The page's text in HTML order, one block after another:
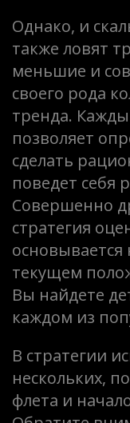
Однако, и
также ловят
меньшие и
своего рода
тренда.
позволяет
сделать
поведет себя
Совершенно
стратегия
текущем
Вы найдете
каждом из
В стратегии
нескольких,
флета и